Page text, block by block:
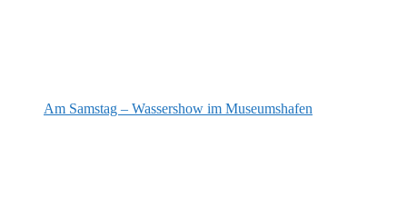
Am Samstag – Wassershow im Museumshafen